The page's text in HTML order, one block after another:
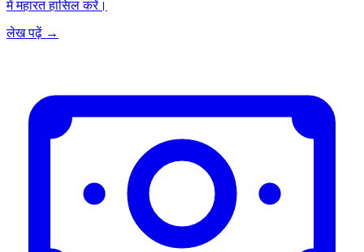
में महारत हासिल करें।
लेख पढ़ें →